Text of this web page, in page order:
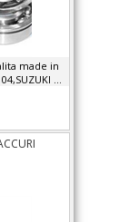
made in
...